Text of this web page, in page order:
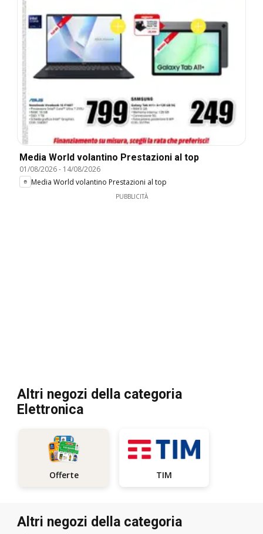
Media World volantino Prestazioni al top
01/08/2026- 14/08/2026
Media World volantino Prestazioni al top
PUBBLICITÀ
Altri negozi della categoria
Elettronica
Offerte TIM
Altri negozi della categoria